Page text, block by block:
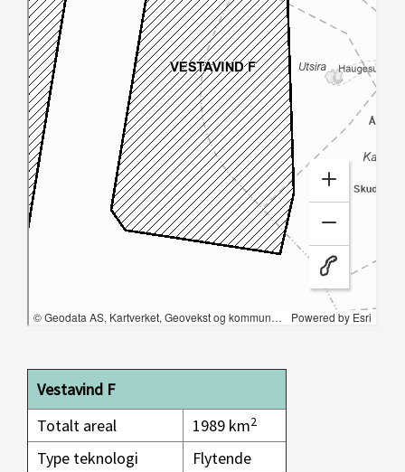
Vestavind F
Totalt areal
1989 km2
Type teknologi
Flytende